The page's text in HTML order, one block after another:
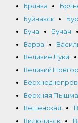
Брянка
Буйнакск
Буча
Бучач
Варва
Великие Луки
Великий
Верхняя Пышма
Вешенская
Вилючинск